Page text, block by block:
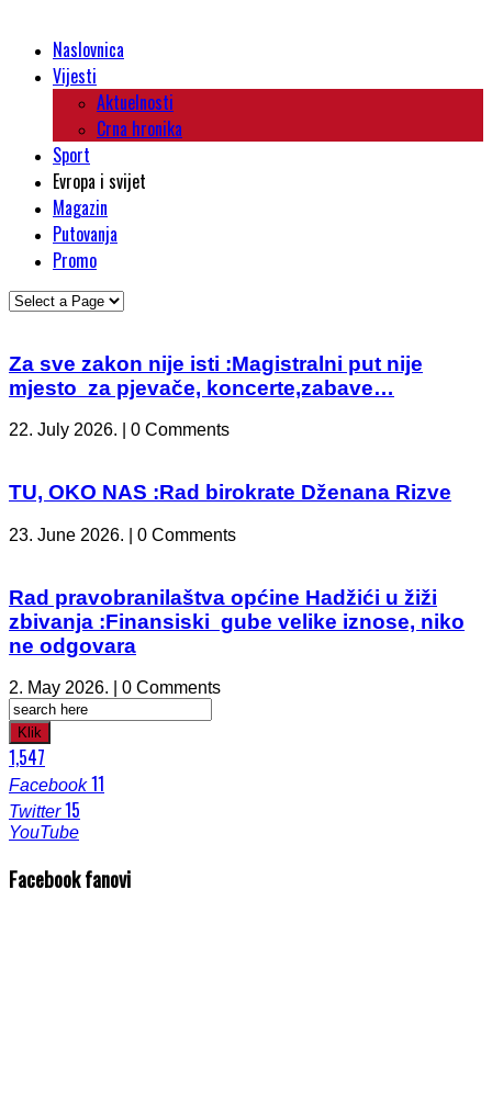
Naslovnica
Vijesti
Aktuelnosti
Crna hronika
Sport
Evropa i svijet
Magazin
Putovanja
Promo
Za sve zakon nije isti :Magistralni put nije
mjesto za pjevače, koncerte,zabave…
22. July 2026. | 0 Comments
TU, OKO NAS :Rad birokrate Dženana Rizve
23. June 2026. | 0 Comments
Rad pravobranilaštva općine Hadžići u žiži
zbivanja :Finansiski gube velike iznose, niko
ne odgovara
2. May 2026. | 0 Comments
Klik
1,547
Facebook 11
Twitter 15
YouTube
Facebook fanovi